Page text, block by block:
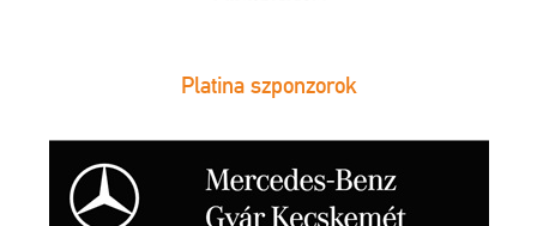
Platina szponzorok